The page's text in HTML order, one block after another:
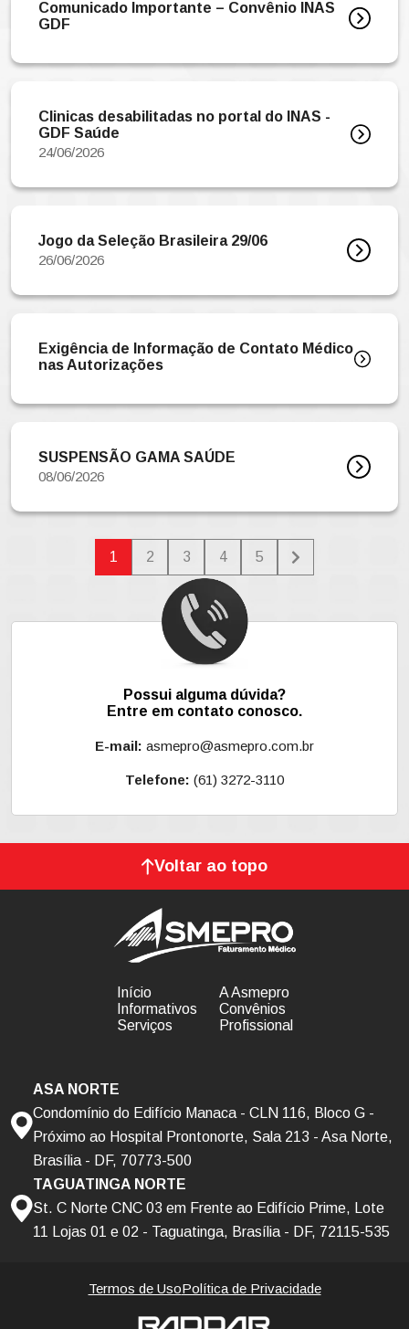
Comunicado Importante – Convênio INAS
GDF
Clinicas desabilitadas no portal do INAS -
GDF Saúde
24/06/2026
Jogo da Seleção Brasileira 29/06
26/06/2026
Exigência de Informação de Contato Médico
nas Autorizações
SUSPENSÃO GAMA SAÚDE
08/06/2026
1 2 3 4 5
Possui alguma dúvida?
Entre em contato conosco.
E-mail: asmepro@asmepro.com.br
Telefone: (61) 3272-3110
Voltar ao topo
Início
Informativos
Serviços
A Asmepro
Convênios
Profissional
ASA NORTE
Condomínio do Edifício Manaca - CLN 116, Bloco G -
Próximo ao Hospital Prontonorte, Sala 213 - Asa Norte,
Brasília - DF, 70773-500
TAGUATINGA NORTE
St. C Norte CNC 03 em Frente ao Edifício Prime, Lote
11 Lojas 01 e 02 - Taguatinga, Brasília - DF, 72115-535
Termos de UsoPolítica de Privacidade